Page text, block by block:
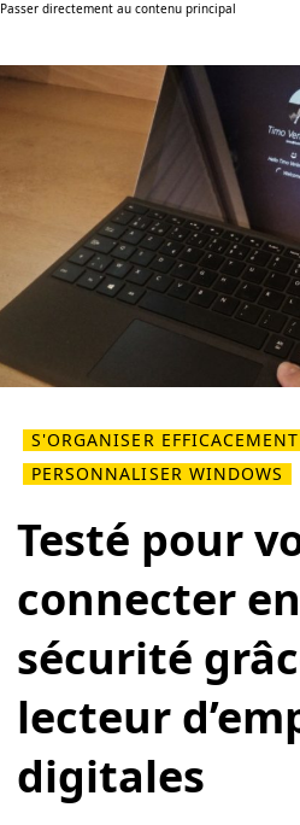
Passer directement au contenu principal
S'ORGANISER EFFICACEMENT
PERSONNALISER WINDOWS
Testé pour
connecter
sécurité
lecteur
digitales